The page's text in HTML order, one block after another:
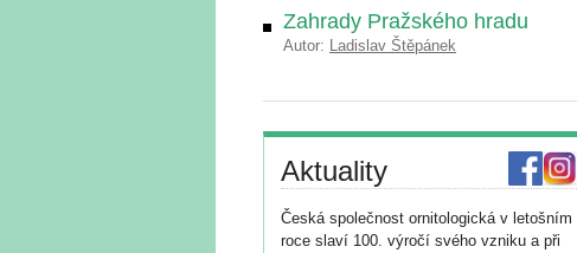
Zahrady Pražského hradu
Autor: Ladislav Štěpánek
Aktuality
Česká společnost ornitologická v letošním
roce slaví 100. výročí svého vzniku a při